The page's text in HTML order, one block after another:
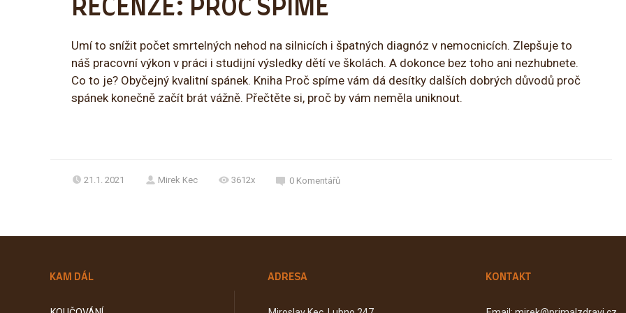
RECENZE: PROČ SPÍME
Umí to snížit počet smrtelných nehod na silnicích i špatných diagnóz v nemocnicích. Zlepšuje to
náš pracovní výkon v práci i studijní výsledky dětí ve školách. A dokonce bez toho ani nezhubnete.
Co to je? Obyčejný kvalitní spánek. Kniha Proč spíme vám dá desítky dalších dobrých důvodů proč
spánek konečně začít brát vážně. Přečtěte si, proč by vám neměla uniknout.
21.1. 2021 Mirek Kec 3612x 0 Komentářů
KAM DÁL ADRESA KONTAKT